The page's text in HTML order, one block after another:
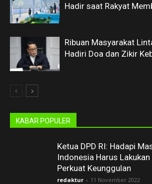
Hadir saat Rakyat
Ribuan Masyarakat
Hadiri Doa dan Zikir
KABAR POPULER
Ketua DPD RI: Hadapi
Indonesia Harus
Perkuat Keunggulan
redaktur - 11 November 2022